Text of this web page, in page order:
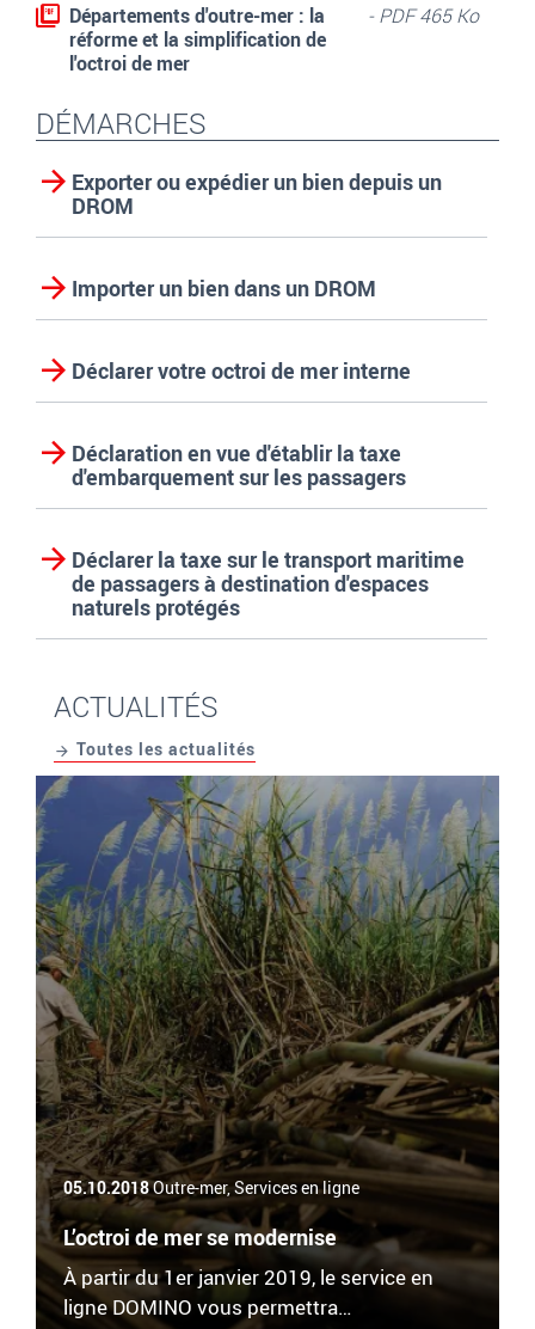
Départements d'outre-mer : la
réforme et la simplification de
l'octroi de mer
- PDF 465 Ko
DÉMARCHES
Exporter ou expédier un bien depuis un
DROM
Importer un bien dans un DROM
Déclarer votre octroi de mer interne
Déclaration en vue d'établir la taxe
d'embarquement sur les passagers
Déclarer la taxe sur le transport maritime
de passagers à destination d'espaces
naturels protégés
ACTUALITÉS
Toutes les actualités
À partir du 1er janvier 2019, le service en
ligne DOMINO vous permettra…
L’octroi de mer se modernise
05.10.2018Outre-mer, Services en ligne